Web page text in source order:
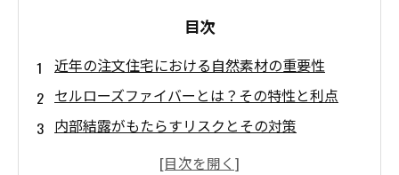
目次
近年の注文住宅における自然素材の重要性
セルローズファイバーとは？その特性と利点
内部結露がもたらすリスクとその対策
セルローズファイバーの優れた吸湿性と調湿性